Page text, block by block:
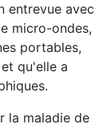
entrevue avec
micro-ondes,
portables,
qu'elle a
la maladie de